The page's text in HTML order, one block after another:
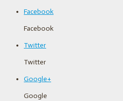
Facebook
Facebook
Twitter
Twitter
Google+
Google